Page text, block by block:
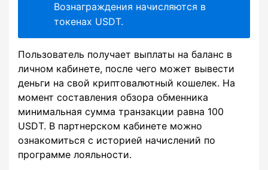
Вознаграждения начисляются в
токенах USDT.
Пользователь получает выплаты на баланс в
личном кабинете, после чего может вывести
деньги на свой криптовалютный кошелек. На
момент составления обзора обменника
минимальная сумма транзакции равна 100
USDT. В партнерском кабинете можно
ознакомиться с историей начислений по
программе лояльности.